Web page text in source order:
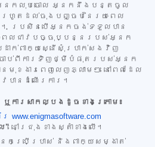
អ្នកលុបចោល អ្នកនឹងបន្តចូល
តដល់ចុងបញ្ចប់នៃរយៈពេល
ប្រសិនបើអ្នកចង់ទទួលបាន
ពេលជាវបច្ចុប្បន្នរបស់អ្នក
ាក់ពាក្យស្នើសុំប្រាក់សងវិញ
ចាប់ពីការទិញថ្មីបំផុតរបស់អ្នក
ងារពេញលេញភ្លាមៗ នៅពេលដែល
ានដំណើរការ។
ឬការសាកល្បងដូចខាងក្រោម៖
www.enigmasoftware.com
" នៅជ្រុងខាងស្តាំខាងលើ។
នកប្រើប្រាស់ និងពាក្យសម្ងាត់